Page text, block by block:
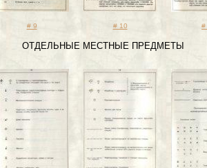
# 9 # 10 #
ОТДЕЛЬНЫЕ